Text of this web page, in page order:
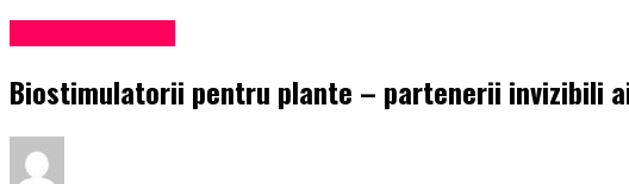
Biostimulatorii pentru plante – partenerii invizibili